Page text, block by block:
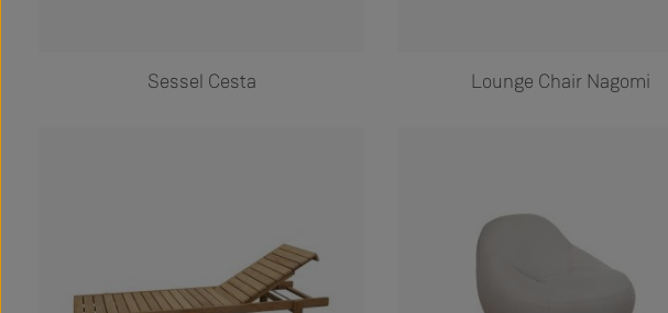
Sessel Cesta Lounge Chair Nagomi